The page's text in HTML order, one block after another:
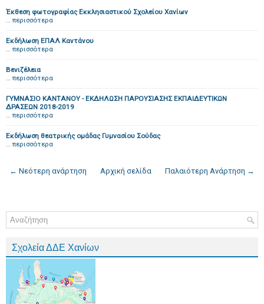
Έκθεση φωτογραφίας Εκκλησιαστικού Σχολείου Χανίων
… περισσότερα
Εκδήλωση ΕΠΑΛ Καντάνου
… περισσότερα
Βενιζέλεια
… περισσότερα
ΓΥΜΝΑΣΙΟ ΚΑΝΤΑΝΟΥ - ΕΚΔΗΛΩΣΗ ΠΑΡΟΥΣΙΑΣΗΣ ΕΚΠΑΙΔΕΥΤΙΚΩΝ
ΔΡΑΣΕΩΝ 2018-2019
… περισσότερα
Εκδήλωση θεατρικής ομάδας Γυμνασίου Σούδας
… περισσότερα
← Νεότερη ανάρτηση Παλαιότερη Ανάρτηση →
Αρχική σελίδα
Σχολεία ΔΔΕ Χανίων